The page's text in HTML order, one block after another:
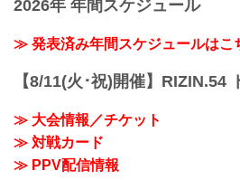
2026年 年間スケジュール
≫ 発表済み年間スケジュールはこ
【8/11(火･祝)開催】RIZIN.54
≫ 大会情報／チケット
≫ 対戦カード
≫ PPV配信情報